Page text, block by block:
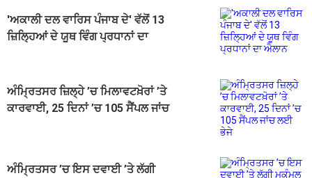
'ਅਕਾਲੀ ਦਲ ਵਾਰਿਸ ਪੰਜਾਬ ਦੇ' ਵੱਲੋਂ 13
ਜ਼ਿਲ੍ਹਿਆਂ ਦੇ ਯੂਥ ਵਿੰਗ ਪ੍ਰਧਾਨਾਂ ਦਾ
ਅੰਮ੍ਰਿਤਸਰ ਜ਼ਿਲ੍ਹੇ ’ਚ ਮਿਲਾਵਟਖ਼ੋਰਾਂ ’ਤੇ
ਕਾਰਵਾਈ, 25 ਦਿਨਾਂ ’ਚ 105 ਸੈਂਪਲ ਜਾਂਚ
ਅੰਮ੍ਰਿਤਸਰ ’ਚ ਇਸ ਦਵਾਈ ’ਤੇ ਲੱਗੀ